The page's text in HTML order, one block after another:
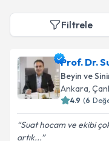
Filtrele
Prof. Dr.
Beyin ve
Ankara,
4.9 (6
Suat hocam ve ekibi
artık...